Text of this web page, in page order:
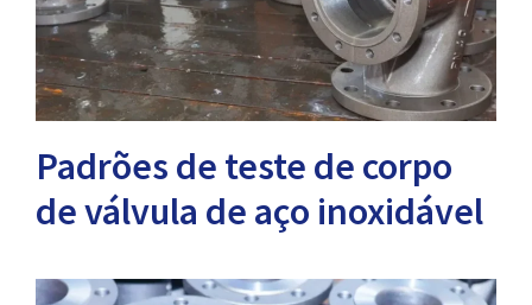
Padrões de teste de corpo
de válvula de aço inoxidável